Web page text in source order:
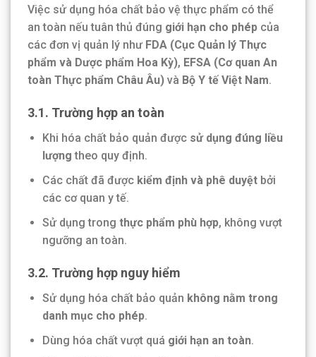
Việc sử dụng hóa chất bảo vệ thực phẩm có thể
an toàn nếu tuân thủ đúng giới hạn cho phép của
các đơn vị quản lý như FDA (Cục Quản lý Thực
phẩm và Dược phẩm Hoa Kỳ), EFSA (Cơ quan An
toàn Thực phẩm Châu Âu) và Bộ Y tế Việt Nam.
3.1. Trường hợp an toàn
Khi hóa chất bảo quản được sử dụng đúng liều
lượng theo quy định.
Các chất đã được kiểm định và phê duyệtbởi
các cơ quan y tế.
Sử dụng trong thực phẩm phù hợp, không vượt
ngưỡng an toàn.
3.2. Trường hợp nguy hiểm
Sử dụng hóa chất bảo quản không nằm trong
danh mục cho phép.
Dùng hóa chất vượt quá giới hạn an toàn.